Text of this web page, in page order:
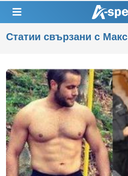
Статии свързани с